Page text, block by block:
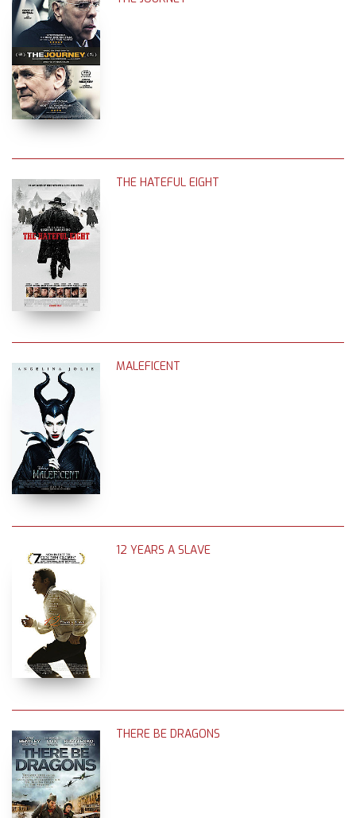
THE HATEFUL EIGHT
MALEFICENT
12 YEARS A SLAVE
THERE BE DRAGONS